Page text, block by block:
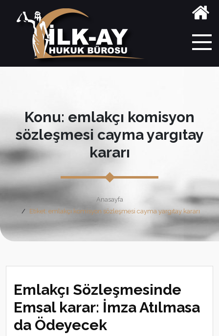
Konu: emlakçı komisyon
sözleşmesi cayma yargıtay
kararı
Anasayfa
Etiket: emlakçı komisyon sözleşmesi cayma yargıtay kararı
Emlakçı Sözleşmesinde
Emsal karar: İmza Atılmasa
da Ödeyecek